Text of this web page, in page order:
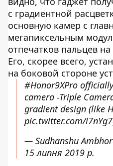
с градиентной
основную камер с
мегапиксельным
отпечатков пальцев
Его, скорее всего,
на боковой стороне
#Honor9XPro
camera -Triple
gradient design (like
pic.twitter.com/
— Sudhanshu
15 липня 2019 р.